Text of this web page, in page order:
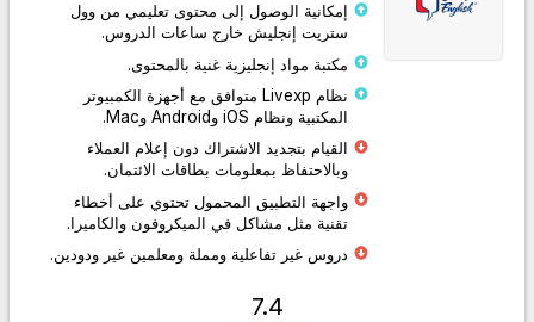
اذهب إلى الموقع
إمكانية الوصول إلى محتوى تعليمي من وول
ستريت إنجليش خارج ساعات الدروس.
مكتبة مواد إنجليزية غنية بالمحتوى.
نظام Livexp متوافق مع أجهزة الكمبيوتر
المكتبية ونظام iOS وAndroid وMac.
القيام بتجديد الاشتراك دون إعلام العملاء
وبالاحتفاظ بمعلومات بطاقات الائتمان.
واجهة التطبيق المحمول تحتوي على أخطاء
تقنية مثل مشاكل في الميكروفون والكاميرا.
دروس غير تفاعلية ومملة ومعلمين غير ودودين.
7.4